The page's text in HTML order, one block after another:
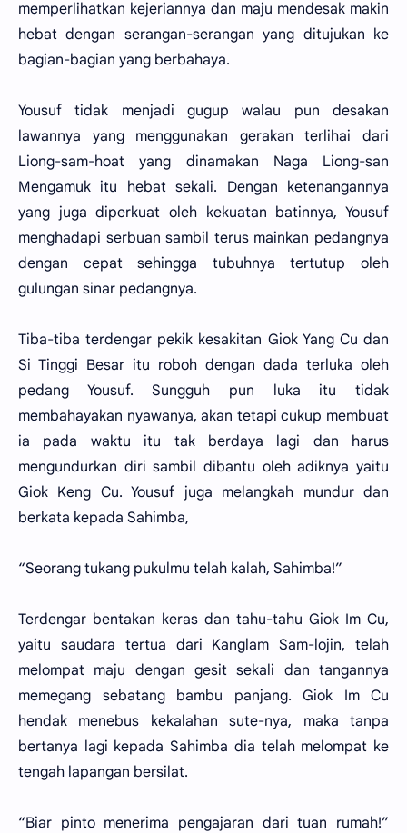
memperlihatkan kejeriannya dan maju mendesak makin
hebat dengan serangan-serangan yang ditujukan ke
bagian-bagian yang berbahaya.
Yousuf tidak menjadi gugup walau pun desakan
lawannya yang menggunakan gerakan terlihai dari
Liong-sam-hoat yang dinamakan Naga Liong-san
Mengamuk itu hebat sekali. Dengan ketenangannya
yang juga diperkuat oleh kekuatan batinnya, Yousuf
menghadapi serbuan sambil terus mainkan pedangnya
dengan cepat sehingga tubuhnya tertutup oleh
gulungan sinar pedangnya.
Tiba-tiba terdengar pekik kesakitan Giok Yang Cu dan
Si Tinggi Besar itu roboh dengan dada terluka oleh
pedang Yousuf. Sungguh pun luka itu tidak
membahayakan nyawanya, akan tetapi cukup membuat
ia pada waktu itu tak berdaya lagi dan harus
mengundurkan diri sambil dibantu oleh adiknya yaitu
Giok Keng Cu. Yousuf juga melangkah mundur dan
berkata kepada Sahimba,
“Seorang tukang pukulmu telah kalah, Sahimba!”
Terdengar bentakan keras dan tahu-tahu Giok Im Cu,
yaitu saudara tertua dari Kanglam Sam-lojin, telah
melompat maju dengan gesit sekali dan tangannya
memegang sebatang bambu panjang. Giok Im Cu
hendak menebus kekalahan sute-nya, maka tanpa
bertanya lagi kepada Sahimba dia telah melompat ke
tengah lapangan bersilat.
“Biar pinto menerima pengajaran dari tuan rumah!”